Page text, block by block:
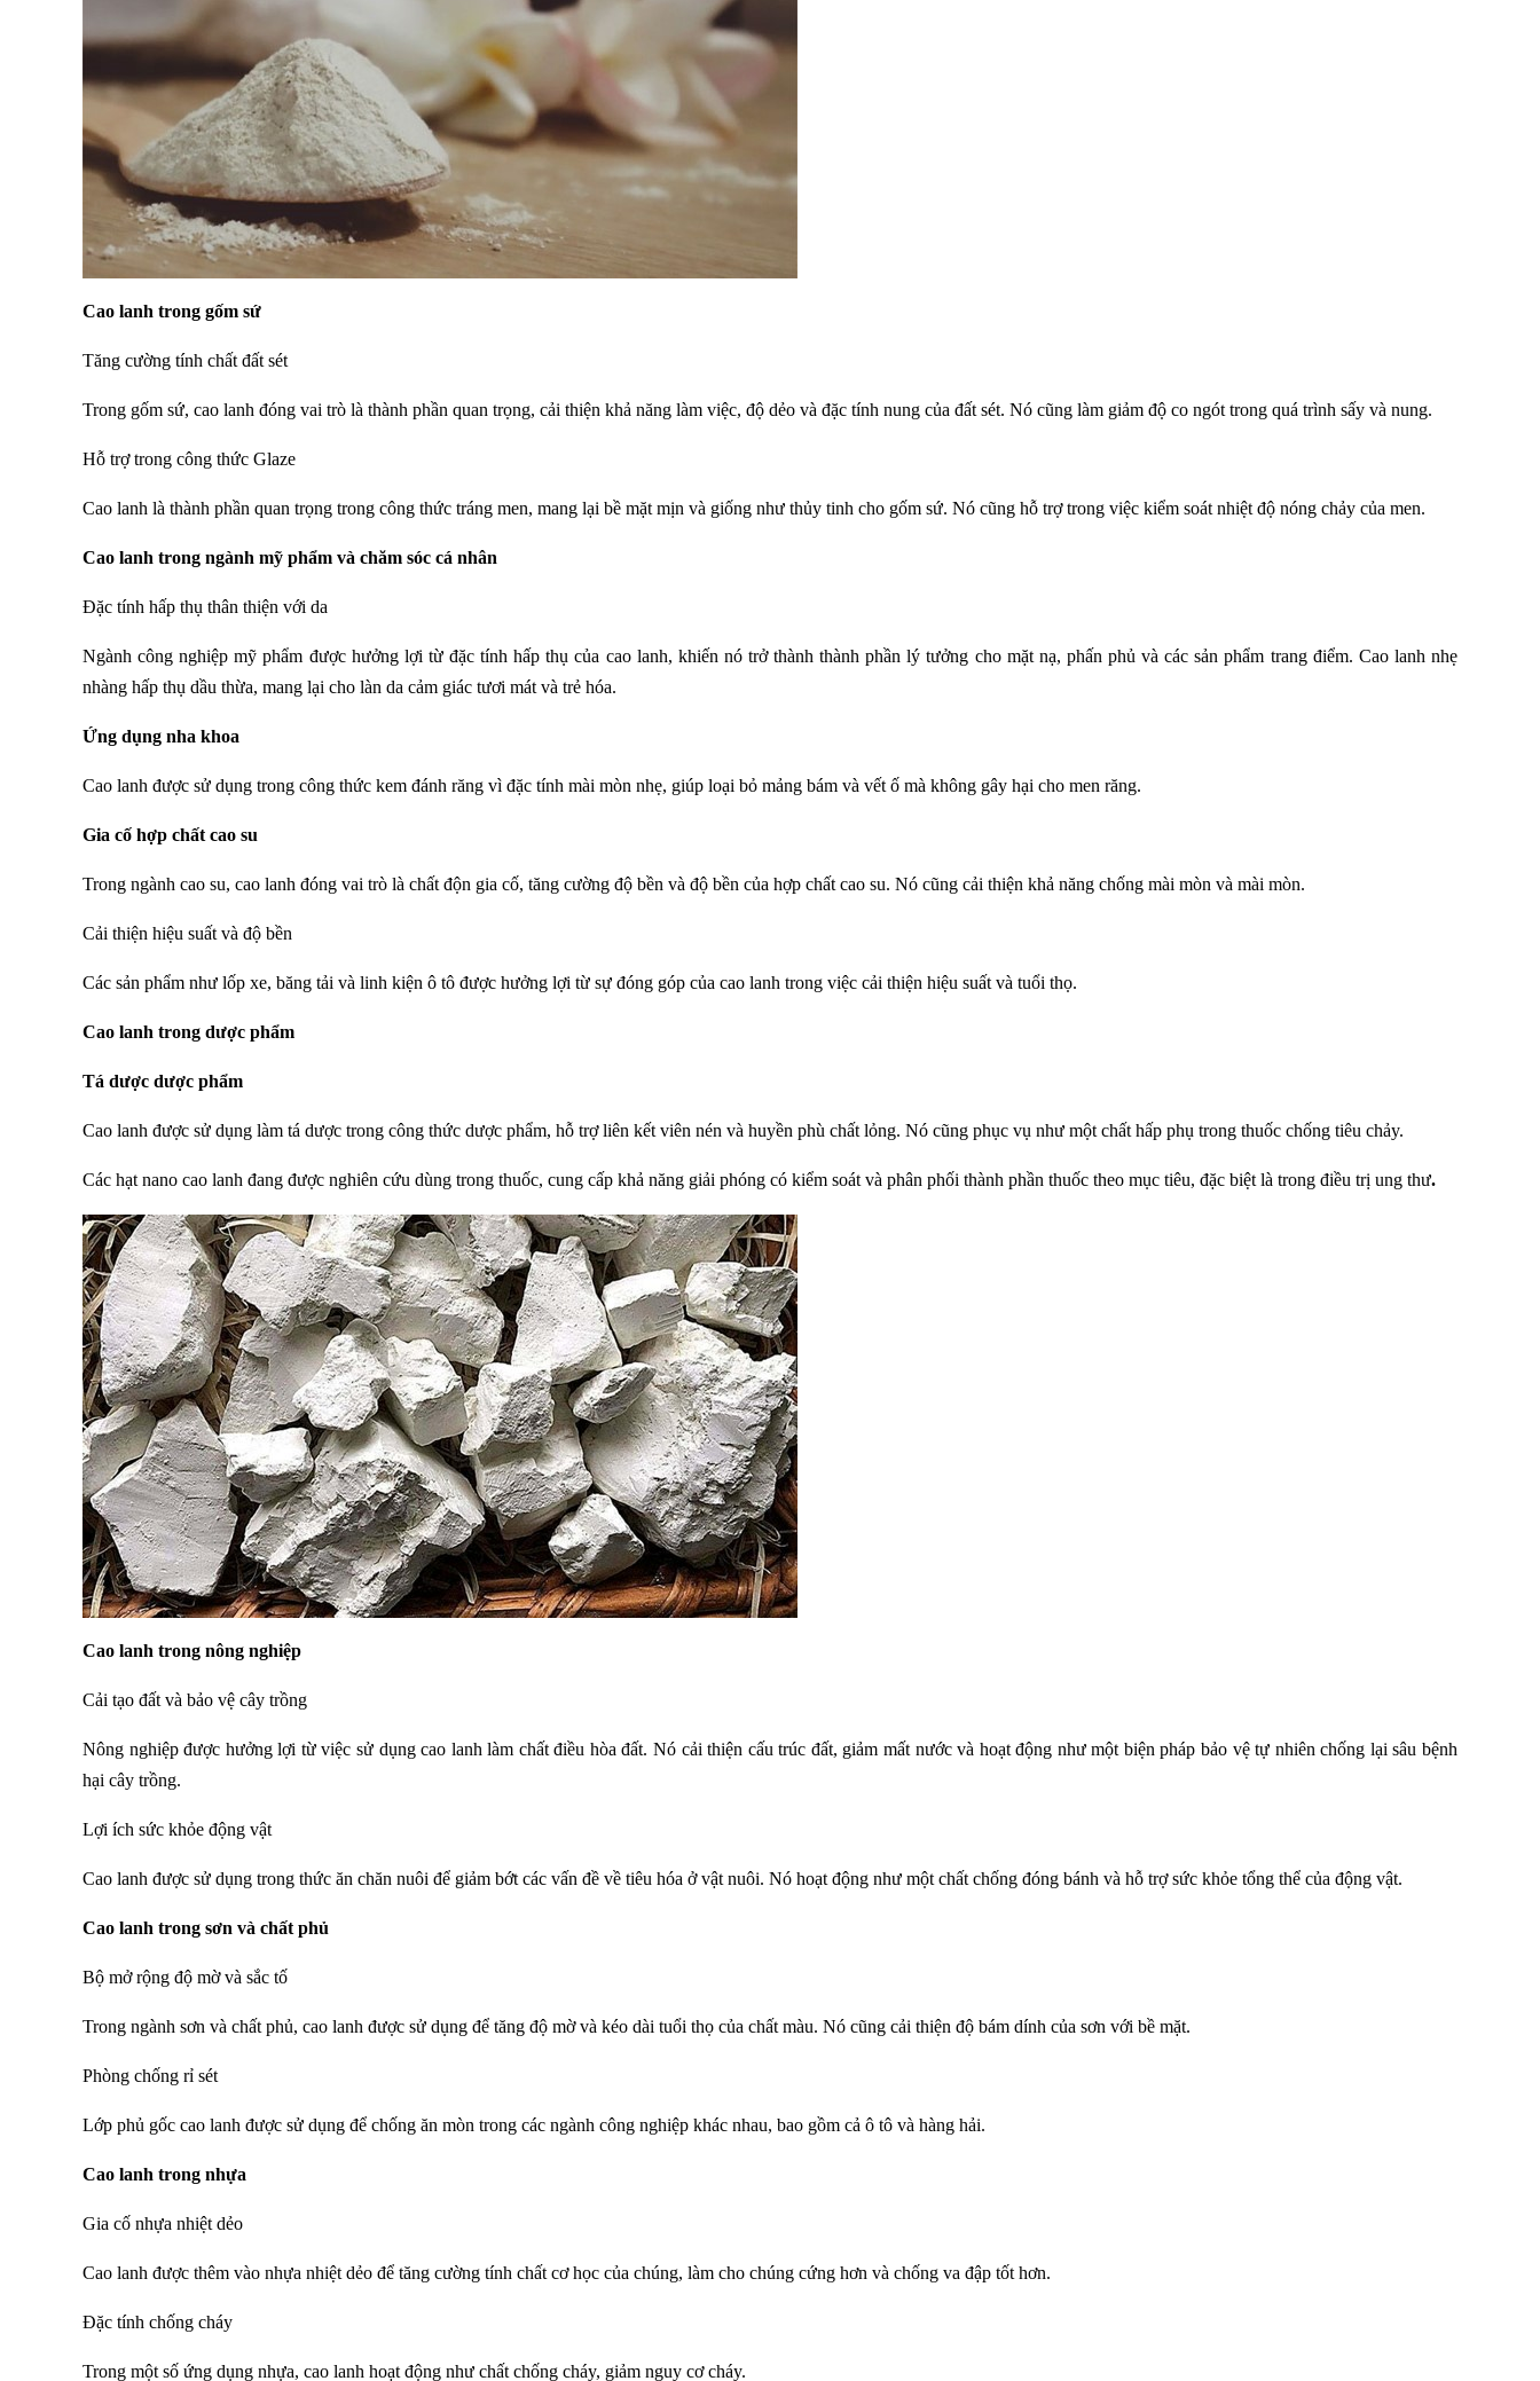
Cao lanh trong gốm sứ
Tăng cường tính chất đất sét
Trong gốm sứ, cao lanh đóng vai trò là thành phần quan trọng, cải thiện khả năng làm việc, độ dẻo và đặc tính nung của đất sét. Nó cũng làm giảm độ co ngót trong quá trình sấy và nung.
Hỗ trợ trong công thức Glaze
Cao lanh là thành phần quan trọng trong công thức tráng men, mang lại bề mặt mịn và giống như thủy tinh cho gốm sứ. Nó cũng hỗ trợ trong việc kiểm soát nhiệt độ nóng chảy của men.
Cao lanh trong ngành mỹ phẩm và chăm sóc cá nhân
Đặc tính hấp thụ thân thiện với da
Ngành công nghiệp mỹ phẩm được hưởng lợi từ đặc tính hấp thụ của cao lanh, khiến nó trở thành thành phần lý tưởng cho mặt nạ, phấn phủ và các sản phẩm trang điểm. Cao lanh nhẹ
nhàng hấp thụ dầu thừa, mang lại cho làn da cảm giác tươi mát và trẻ hóa.
Ứng dụng nha khoa
Cao lanh được sử dụng trong công thức kem đánh răng vì đặc tính mài mòn nhẹ, giúp loại bỏ mảng bám và vết ố mà không gây hại cho men răng.
Gia cố hợp chất cao su
Trong ngành cao su, cao lanh đóng vai trò là chất độn gia cố, tăng cường độ bền và độ bền của hợp chất cao su. Nó cũng cải thiện khả năng chống mài mòn và mài mòn.
Cải thiện hiệu suất và độ bền
Các sản phẩm như lốp xe, băng tải và linh kiện ô tô được hưởng lợi từ sự đóng góp của cao lanh trong việc cải thiện hiệu suất và tuổi thọ.
Cao lanh trong dược phẩm
Tá dược dược phẩm
Cao lanh được sử dụng làm tá dược trong công thức dược phẩm, hỗ trợ liên kết viên nén và huyền phù chất lỏng. Nó cũng phục vụ như một chất hấp phụ trong thuốc chống tiêu chảy.
Các hạt nano cao lanh đang được nghiên cứu dùng trong thuốc, cung cấp khả năng giải phóng có kiểm soát và phân phối thành phần thuốc theo mục tiêu, đặc biệt là trong điều trị ung thư.
Cao lanh trong nông nghiệp
Cải tạo đất và bảo vệ cây trồng
Nông nghiệp được hưởng lợi từ việc sử dụng cao lanh làm chất điều hòa đất. Nó cải thiện cấu trúc đất, giảm mất nước và hoạt động như một biện pháp bảo vệ tự nhiên chống lại sâu bệnh
hại cây trồng.
Lợi ích sức khỏe động vật
Cao lanh được sử dụng trong thức ăn chăn nuôi để giảm bớt các vấn đề về tiêu hóa ở vật nuôi. Nó hoạt động như một chất chống đóng bánh và hỗ trợ sức khỏe tổng thể của động vật.
Cao lanh trong sơn và chất phủ
Bộ mở rộng độ mờ và sắc tố
Trong ngành sơn và chất phủ, cao lanh được sử dụng để tăng độ mờ và kéo dài tuổi thọ của chất màu. Nó cũng cải thiện độ bám dính của sơn với bề mặt.
Phòng chống rỉ sét
Lớp phủ gốc cao lanh được sử dụng để chống ăn mòn trong các ngành công nghiệp khác nhau, bao gồm cả ô tô và hàng hải.
Cao lanh trong nhựa
Gia cố nhựa nhiệt dẻo
Cao lanh được thêm vào nhựa nhiệt dẻo để tăng cường tính chất cơ học của chúng, làm cho chúng cứng hơn và chống va đập tốt hơn.
Đặc tính chống cháy
Trong một số ứng dụng nhựa, cao lanh hoạt động như chất chống cháy, giảm nguy cơ cháy.